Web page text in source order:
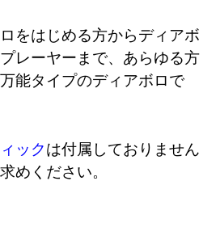
をはじめる方からディアボ
レーヤーまで、あらゆる方
能タイプのディアボロで
ックは付属しておりません
めください。